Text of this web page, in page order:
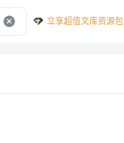
立享超值文库资源包